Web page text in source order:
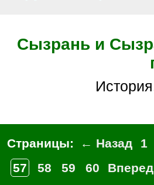
Сызрань и
Страницы: ← Назад 1
57
58 59 60